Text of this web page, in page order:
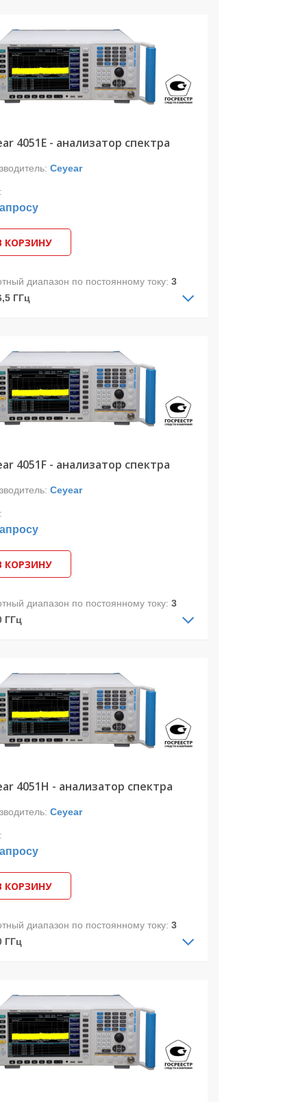
спектра 4051D предназначен
телекоммуникационных и
сигналов и позволяет
сигналы в диапазоне частот
до 18 ГГц и в полосе захвата до 10
4051E - анализатор спектра
Ceyear
КОРЗИНУ
диапазон по постоянному току:3
ГГц
спектра 4051E предназначен
телекоммуникационных и
сигналов и позволяет
сигналы в диапазоне частот
до 26,5 ГГц и в полосе захвата до 10
4051F - анализатор спектра
Ceyear
КОРЗИНУ
диапазон по постоянному току:3
ГГц
спектра 4051F предназначен
телекоммуникационных и
сигналов и позволяет
сигналы в диапазоне частот
до 40 ГГц и в полосе захвата до 10
4051H - анализатор спектра
Ceyear
КОРЗИНУ
диапазон по постоянному току:3
ГГц
спектра 4051H предназначен
телекоммуникационных и
сигналов и позволяет
сигналы в диапазоне частот
до 50 ГГц и в полосе захвата до 10